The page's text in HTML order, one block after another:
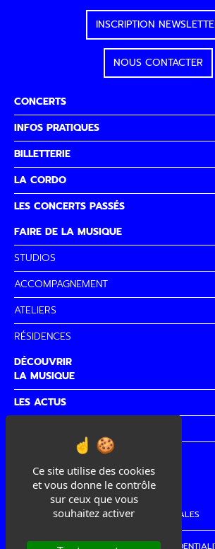
Ce site utilise des cookies
et vous donne le contrôle
sur ceux que vous
souhaitez activer
CONCERTS
INFOS PRATIQUES
BILLETTERIE
LA CORDO
LES CONCERTS PASSÉS
FAIRE DE LA MUSIQUE
STUDIOS
ACCOMPAGNEMENT
ATELIERS
RÉSIDENCES
DÉCOUVRIR
LA MUSIQUE
LES ACTUS
LA MUSIQUE
INSCRIPTION
NOUS CONTACTER
MENTIONS LÉGALES
POLITIQUE DE